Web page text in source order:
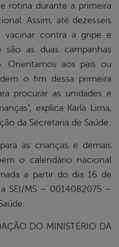
rotina durante a primeira
Assim, até dezesseis
vacinar contra a gripe e
as duas campanhas
Orientamos aos pais ou
o fim dessa primeira
procurar as unidades e
explica Karla Lima,
da Secretaria de Saúde.
as crianças e demais
o calendário nacional
a partir do dia 16 de
SEI/MS – 0014082075 –
DO MINISTÉRIO DA